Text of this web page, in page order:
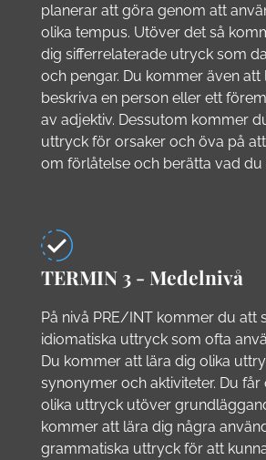
planerar att göra genom att
olika tempus. Utöver det så
dig sifferrelaterade utryck som
och pengar. Du kommer även att
beskriva en person eller ett
av adjektiv. Dessutom kommer
uttryck för orsaker och öva på
om förlåtelse och berätta vad du
TERMIN 3 - Medelnivå
På nivå PRE/INT kommer du att
idiomatiska uttryck som ofta
Du kommer att lära dig olika
synonymer och aktiviteter. Du får
olika uttryck utöver
kommer att lära dig några
grammatiska uttryck för att